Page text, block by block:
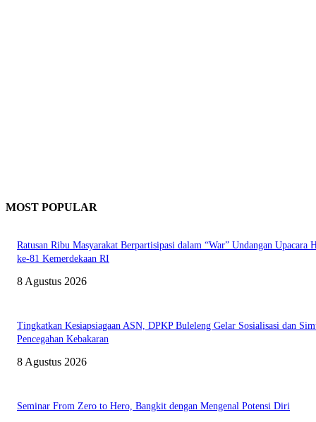
MOST POPULAR
Ratusan Ribu Masyarakat Berpartisipasi dalam “War” Undangan Upacara
ke-81 Kemerdekaan RI
8 Agustus 2026
Tingkatkan Kesiapsiagaan ASN, DPKP Buleleng Gelar Sosialisasi dan
Pencegahan Kebakaran
8 Agustus 2026
Seminar From Zero to Hero, Bangkit dengan Mengenal Potensi Diri